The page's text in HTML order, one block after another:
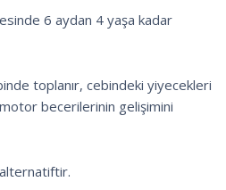
6 aydan 4 yaşa kadar
toplanır, cebindeki yiyecekleri
becerilerinin gelişimini
alternatiftir.